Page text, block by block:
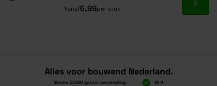
Vanaf5,99per stuk Ga
Alles voor bouwend Nederland.
Boven 2.000 gratis verzending
Al 40 jaar dé specialist